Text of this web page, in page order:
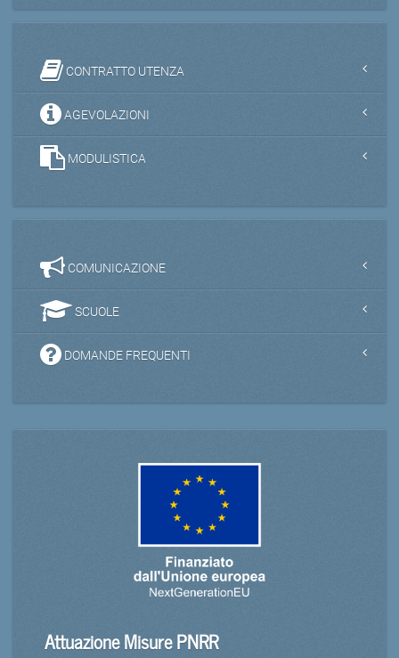
CONTRATTO UTENZA
AGEVOLAZIONI
MODULISTICA
COMUNICAZIONE
SCUOLE
DOMANDE FREQUENTI
Attuazione Misure PNRR